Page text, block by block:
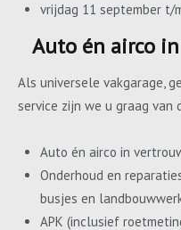
vrijdag 11 september t/
Auto én airco
Als universele vakgarage,
service zijn we u graag van
Auto én airco in
Onderhoud en
busjes en
APK (inclusief